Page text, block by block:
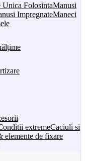
Unica FolosintaManusi
ImpregnateManeci
extremeCaciuli si
elemente de fixare